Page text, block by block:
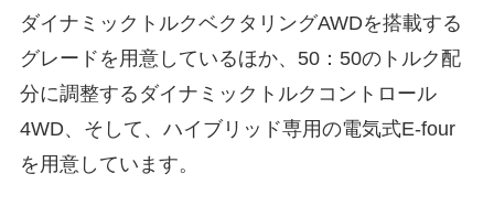
ダイナミックトルクベクタリングAWDを搭載する
グレードを用意しているほか、50：50のトルク配
分に調整するダイナミックトルクコントロール
4WD、そして、ハイブリッド専用の電気式E-four
を用意しています。